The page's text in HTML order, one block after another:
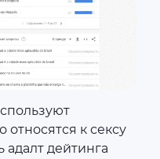
к сексу
адалт дейтинга